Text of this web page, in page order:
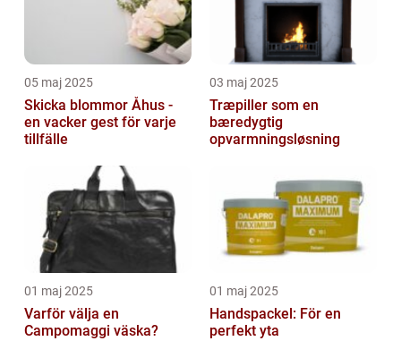
05 maj 2025
Skicka blommor Åhus -
en vacker gest för varje
tillfälle
03 maj 2025
Træpiller som en
bæredygtig
opvarmningsløsning
01 maj 2025
Varför välja en
Campomaggi väska?
01 maj 2025
Handspackel: För en
perfekt yta